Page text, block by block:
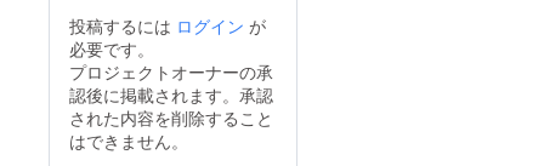
投稿するには ログイン が
必要です。
プロジェクトオーナーの承
認後に掲載されます。承認
された内容を削除すること
はできません。